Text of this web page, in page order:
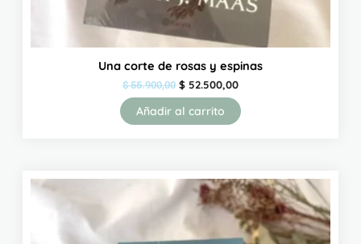
Una corte de rosas y espinas
$55.900,00 $ 52.500,00
Añadir al carrito